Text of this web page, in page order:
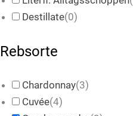
Destillate(0)
Rebsorte
Chardonnay(3)
Cuvée(4)